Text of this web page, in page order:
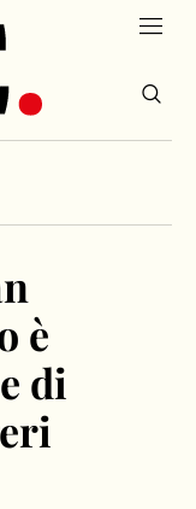
è
di